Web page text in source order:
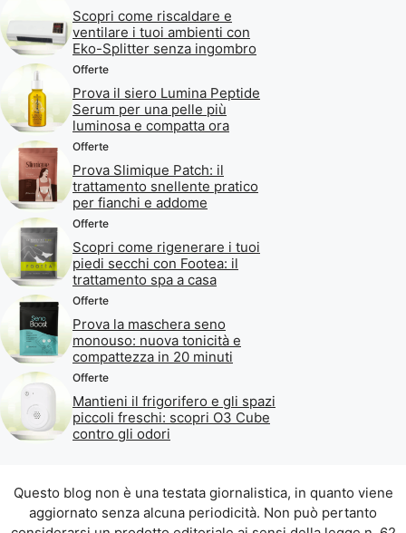
Scopri come riscaldare e
ventilare i tuoi ambienti con
Eko-Splitter senza ingombro
Offerte
Prova il siero Lumina Peptide
Serum per una pelle più
luminosa e compatta ora
Offerte
Prova Slimique Patch: il
trattamento snellente pratico
per fianchi e addome
Offerte
Scopri come rigenerare i tuoi
piedi secchi con Footea: il
trattamento spa a casa
Offerte
Prova la maschera seno
monouso: nuova tonicità e
compattezza in 20 minuti
Offerte
Mantieni il frigorifero e gli spazi
piccoli freschi: scopri O3 Cube
contro gli odori
Questo blog non è una testata giornalistica, in quanto viene
aggiornato senza alcuna periodicità. Non può pertanto